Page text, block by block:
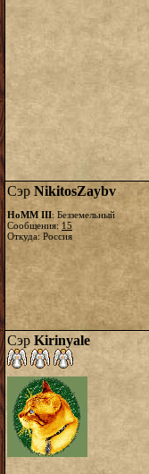
Сэр NikitosZaybv
HoMM III: Безземельный
Сообщения: 15
Откуда: Россия
Сэр Kirinyale